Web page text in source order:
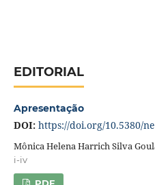
EDITORIAL
Apresentação
DOI: https://doi.org/10.5380/
Mônica Helena Harrich Silva
i-iv